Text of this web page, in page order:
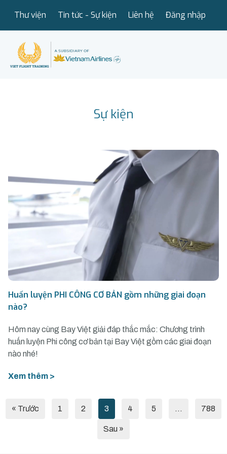
Thư viện Tin tức - Sự kiện Liên hệ Đăng nhập
Sự kiện
Huấn luyện PHI CÔNG CƠ BẢN gồm những giai đoạn
nào?
Hôm nay cùng Bay Việt giải đáp thắc mắc: Chương trình
huấn luyện Phi công cơ bản tại Bay Việt gồm các giai đoạn
nào nhé!
Xem thêm >
« Trước 1 2 3 4 5 … 788
Sau »